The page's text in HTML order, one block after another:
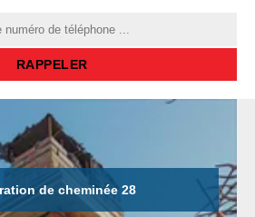
de cheminée 28